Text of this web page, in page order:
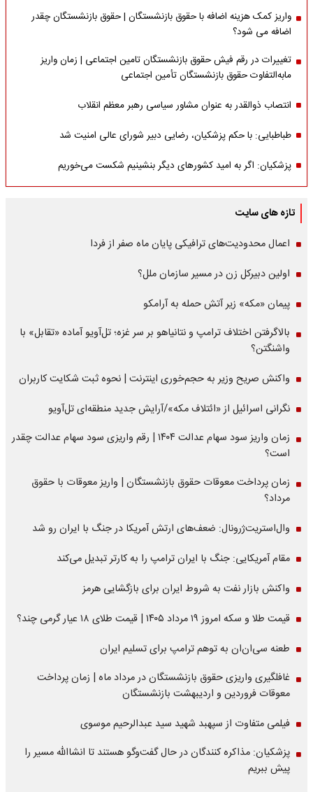
واریز کمک هزینه اضافه با حقوق بازنشستگان | حقوق بازنشستگان چقدر
اضافه می شود؟
تغییرات در رقم فیش حقوق بازنشستگان تامین اجتماعی | زمان واریز
مابه‌التفاوت حقوق بازنشستگان تأمین اجتماعی
انتصاب ذوالقدر به عنوان مشاور سیاسی رهبر معظم انقلاب
طباطبایی: با حکم پزشکیان، رضایی دبیر شورای عالی امنیت شد
پزشکیان: اگر به امید کشورهای دیگر بنشینیم شکست می‌خوریم
تازه های سایت
اعمال محدودیت‌های ترافیکی پایان ماه صفر از فردا
اولین دبیرکل زن در مسیر سازمان‌ ملل؟
پیمان «مکه» زیر آتش حمله به آرامکو
بالاگرفتن اختلاف ترامپ و نتانیاهو بر سر غزه؛ تل‌آویو آماده «تقابل» با
واشنگتن؟
واکنش صریح وزیر به حجم‌خوری اینترنت | نحوه ثبت شکایت کاربران
نگرانی اسرائیل از «ائتلاف مکه»/آرایش جدید منطقه‌ای تل‌آویو
زمان واریز سود سهام عدالت ۱۴۰۴ | رقم واریزی سود سهام عدالت چقدر
است؟
زمان پرداخت معوقات حقوق بازنشستگان | واریز معوقات با حقوق
مرداد؟
وال‌استریت‌ژرونال: ضعف‌های ارتش آمریکا در جنگ با ایران رو شد
مقام آمریکایی: جنگ با ایران ترامپ را به کارتر تبدیل می‌کند
واکنش بازار نفت به شروط ایران برای بازگشایی هرمز
قیمت طلا و سکه امروز ۱۹ مرداد ۱۴۰۵ | قیمت طلای ۱۸ عیار گرمی چند؟
طعنه سی‌ان‌ان به توهم ترامپ برای تسلیم ایران
غافلگیری واریزی حقوق بازنشستگان در مرداد ماه | زمان پرداخت
معوقات فروردین و اردیبهشت بازنشستگان
فیلمی متفاوت از سپهبد شهید سید عبدالرحیم موسوی
پزشکیان: مذاکره کنندگان در حال گفت‌وگو هستند تا انشاالله مسیر را
پیش ببریم